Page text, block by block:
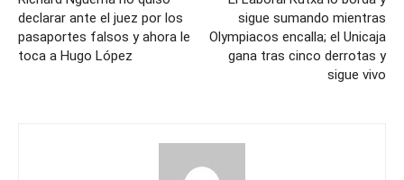
declarar ante el juez por los
pasaportes falsos y ahora le
toca a Hugo López
sigue sumando mientras
Olympiacos encalla; el Unicaja
gana tras cinco derrotas y
sigue vivo